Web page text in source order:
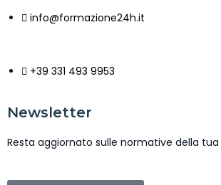
info@formazione24h.it
+39 331 493 9953
Newsletter
Resta aggiornato sulle normative della tua